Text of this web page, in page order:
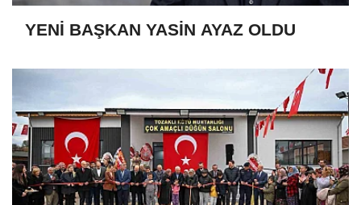
YENİ BAŞKAN YASİN AYAZ OLDU